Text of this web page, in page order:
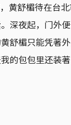
黄舒楣待在台
深夜起，门外
舒楣只能凭著
的包包里还装